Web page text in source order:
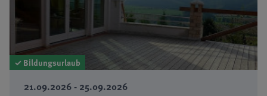
✓ Bildungsurlaub
21.09.2026 - 25.09.2026